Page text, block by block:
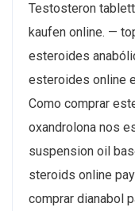
Testosteron
kaufen online. —
esteroides
esteroides online
Como comprar
oxandrolona nos
suspension oil
steroids online
comprar dianabol